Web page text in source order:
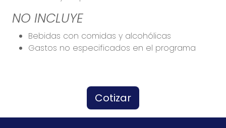
NO INCLUYE
Bebidas con comidas y alcohólicas
Gastos no especificados en el programa
Cotizar